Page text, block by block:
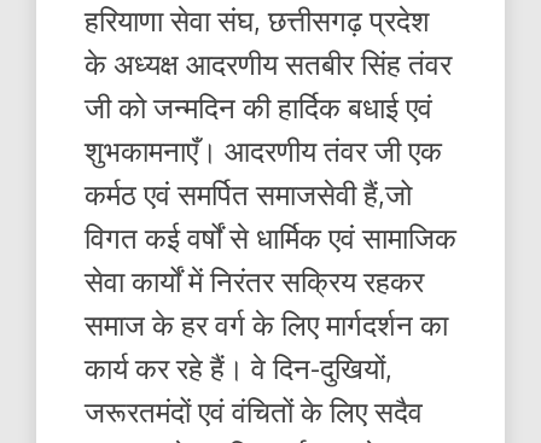
हरियाणा सेवा संघ, छत्तीसगढ़ प्रदेश
के अध्यक्ष आदरणीय सतबीर सिंह तंवर
जी को जन्मदिन की हार्दिक बधाई एवं
शुभकामनाएँ। आदरणीय तंवर जी एक
कर्मठ एवं समर्पित समाजसेवी हैं,जो
विगत कई वर्षों से धार्मिक एवं सामाजिक
सेवा कार्यों में निरंतर सक्रिय रहकर
समाज के हर वर्ग के लिए मार्गदर्शन का
कार्य कर रहे हैं। वे दिन-दुखियों,
जरूरतमंदों एवं वंचितों के लिए सदैव